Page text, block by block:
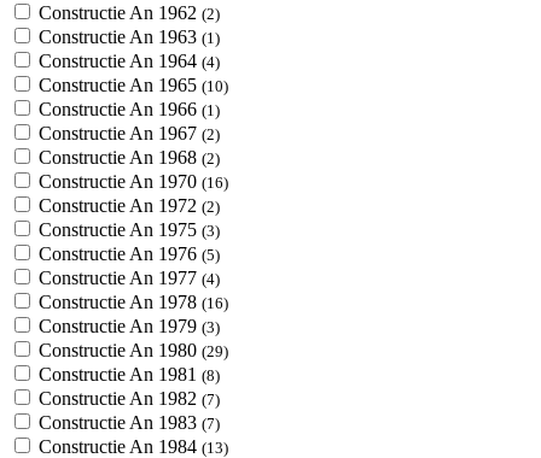
Constructie An 1962 (2)
Constructie An 1963 (1)
Constructie An 1964 (4)
Constructie An 1965 (10)
Constructie An 1966 (1)
Constructie An 1967 (2)
Constructie An 1968 (2)
Constructie An 1970 (16)
Constructie An 1972 (2)
Constructie An 1975 (3)
Constructie An 1976 (5)
Constructie An 1977 (4)
Constructie An 1978 (16)
Constructie An 1979 (3)
Constructie An 1980 (29)
Constructie An 1981 (8)
Constructie An 1982 (7)
Constructie An 1983 (7)
Constructie An 1984 (13)